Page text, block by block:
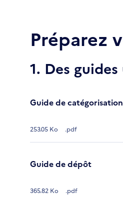
Préparez
1. Des
Guide de
253.05 Ko .pdf
Guide de dépôt
365.82 Ko .pdf